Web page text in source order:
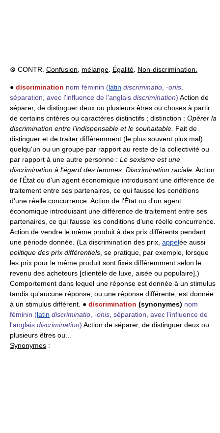
⊗ CONTR. Confusion mélange Égalité Non-discrimination.
● discrimination nom féminin (latin discriminatio -onis
séparation, avec l'influence de l'anglais discrimination) Action de
séparer, de distinguer deux ou plusieurs êtres ou choses à partir
de certains critères ou caractères distinctifs ; distinction : Opérer la
discrimination entre l'indispensable et le souhaitable. Fait de
distinguer et de traiter différemment (le plus souvent plus mal)
quelqu'un ou un groupe par rapport au reste de la collectivité ou
par rapport à une autre personne : Le sexisme est une
discrimination à l'égard des femmes. Discrimination raciale. Action
de l'État ou d'un agent économique introduisant une différence de
traitement entre ses partenaires, ce qui fausse les conditions
d'une réelle concurrence. Action de l'État ou d'un agent
économique introduisant une différence de traitement entre ses
partenaires, ce qui fausse les conditions d'une réelle concurrence.
Action de vendre le même produit à des prix différents pendant
une période donnée. (La discrimination des prix, appelée aussi
politique des prix différentiels , se pratique, par exemple, lorsque
les prix pour le même produit sont fixés différemment selon le
revenu des acheteurs [clientèle de luxe, aisée ou populaire].)
Comportement dans lequel une réponse est donnée à un stimulus
tandis qu'aucune réponse, ou une réponse différente, est donnée
à un stimulus différent. ● discrimination (synonymes) nom
féminin (latin discriminatio -onis , séparation, avec l'influence de
l'anglais discrimination) Action de séparer, de distinguer deux ou
plusieurs êtres ou...
Synonymes :